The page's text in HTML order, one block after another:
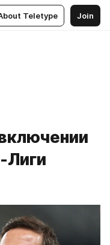
Teletype Join
Лиги